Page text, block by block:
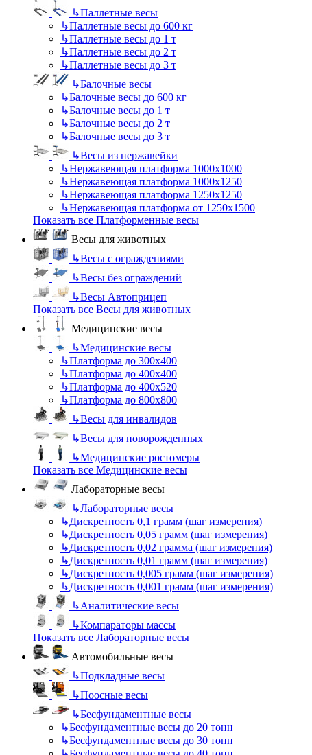
↳Паллетные весы
↳Паллетные весы до 600 кг
↳Паллетные весы до 1 т
↳Паллетные весы до 2 т
↳Паллетные весы до 3 т
↳Балочные весы
↳Балочные весы до 600 кг
↳Балочные весы до 1 т
↳Балочные весы до 2 т
↳Балочные весы до 3 т
↳Весы из нержавейки
↳Нержавеющая платформа 1000х1000
↳Нержавеющая платформа 1000х1250
↳Нержавеющая платформа 1250х1250
↳Нержавеющая платформа от 1250х1500
Показать все Платформенные весы
Весы для животных
↳Весы с ограждениями
↳Весы без ограждений
↳Весы Автоприцеп
Показать все Весы для животных
Медицинские весы
↳Медицинские весы
↳Платформа до 300х400
↳Платформа до 400х400
↳Платформа до 400х520
↳Платформа до 800х800
↳Весы для инвалидов
↳Весы для новорожденных
↳Медицинские ростомеры
Показать все Медицинские весы
Лабораторные весы
↳Лабораторные весы
↳Дискретность 0,1 грамм (шаг измерения)
↳Дискретность 0,05 грамм (шаг измерения)
↳Дискретность 0,02 грамма (шаг измерения)
↳Дискретность 0,01 грамм (шаг измерения)
↳Дискретность 0,005 грамм (шаг измерения)
↳Дискретность 0,001 грамм (шаг измерения)
↳Аналитические весы
↳Компараторы массы
Показать все Лабораторные весы
Автомобильные весы
↳Подкладные весы
↳Поосные весы
↳Бесфундаментные весы
↳Бесфундаментные весы до 20 тонн
↳Бесфундаментные весы до 30 тонн